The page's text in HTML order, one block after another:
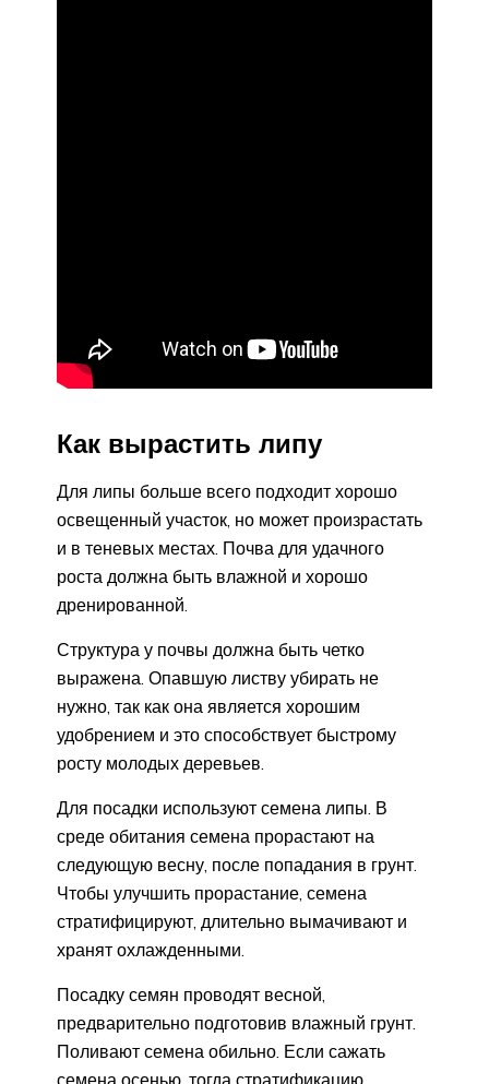
Как вырастить липу
Для липы больше всего подходит хорошо
освещенный участок, но может произрастать
и в теневых местах. Почва для удачного
роста должна быть влажной и хорошо
дренированной.
Структура у почвы должна быть четко
выражена. Опавшую листву убирать не
нужно, так как она является хорошим
удобрением и это способствует быстрому
росту молодых деревьев.
Для посадки используют семена липы. В
среде обитания семена прорастают на
следующую весну, после попадания в грунт.
Чтобы улучшить прорастание, семена
стратифицируют, длительно вымачивают и
хранят охлажденными.
Посадку семян проводят весной,
предварительно подготовив влажный грунт.
Поливают семена обильно. Если сажать
семена осенью, тогда стратификацию